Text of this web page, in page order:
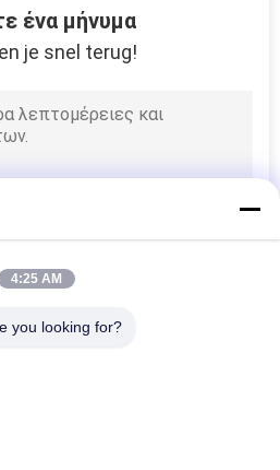
ένα μήνυμα
je snel terug!
4:25 AM
you looking for?